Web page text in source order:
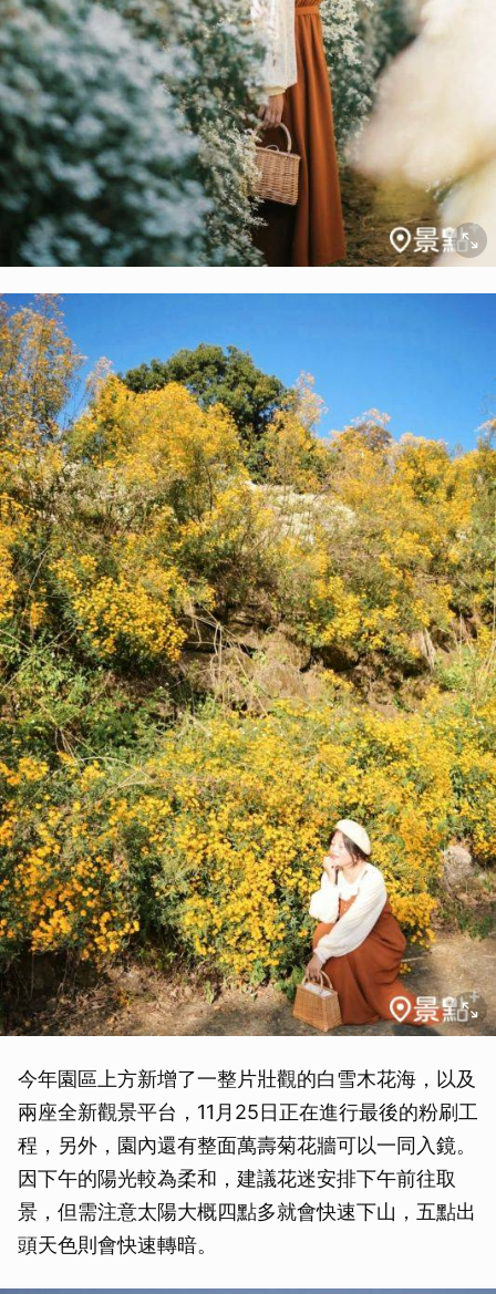
今年園區上方新增了一整片壯觀的白雪木花海，以及
兩座全新觀景平台，11月25日正在進行最後的粉刷工
程，另外，園內還有整面萬壽菊花牆可以一同入鏡。
因下午的陽光較為柔和，建議花迷安排下午前往取
景，但需注意太陽大概四點多就會快速下山，五點出
頭天色則會快速轉暗。